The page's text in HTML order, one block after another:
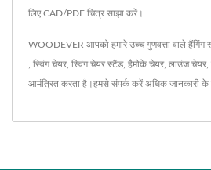
लिए CAD/PDF चित्र साझा करें।
WOODEVER आपको हमारे उच्च गुणवत्ता वाले हैंगिंग
स्विंग चेयर, स्विंग चेयर स्टैंड, हैमोके चेयर, लाउंज चेयर,
आमंत्रित करता है।हमसे संपर्क करेंअधिक जानकारी के